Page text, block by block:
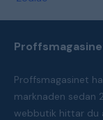
Proffsmagasinet
marknaden sedan
webbutik hittar du